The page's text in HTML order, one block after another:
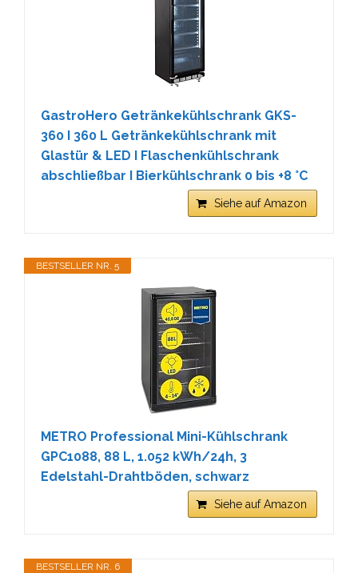
GastroHero Getränkekühlschrank GKS-
360 I 360 L Getränkekühlschrank mit
Glastür & LED I Flaschenkühlschrank
abschließbar I Bierkühlschrank 0 bis +8 °C
Siehe auf Amazon
BESTSELLER NR. 5
METRO Professional Mini-Kühlschrank
GPC1088, 88 L, 1.052 kWh/24h, 3
Edelstahl-Drahtböden, schwarz
Siehe auf Amazon
BESTSELLER NR. 6